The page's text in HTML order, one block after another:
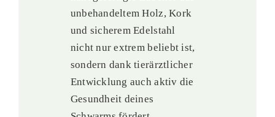
unbehandeltem Holz, Kork
und sicherem Edelstahl
nicht nur extrem beliebt ist,
sondern dank tierärztlicher
Entwicklung auch aktiv die
Gesundheit deines